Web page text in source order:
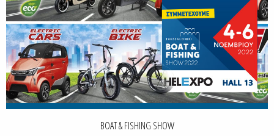
BOAT & FISHING SHOW